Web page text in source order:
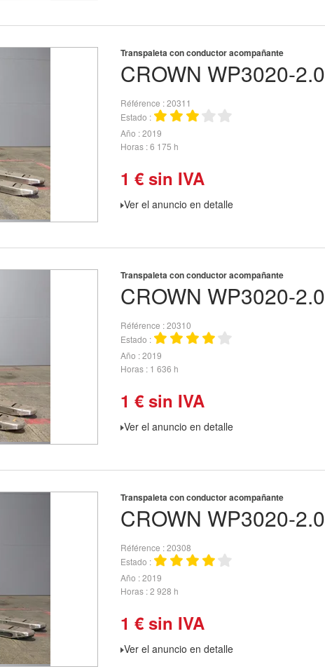
CROWN WP3020-2.0
Transpaleta con conductor acompañante
Référence 20311
Estado
Año 2019
Horas 6 175 h
1 € sin IVA
Ver el anuncio en detalle
CROWN WP3020-2.0
Transpaleta con conductor acompañante
Référence 20310
Estado
Año 2019
Horas 1 636 h
1 € sin IVA
Ver el anuncio en detalle
CROWN WP3020-2.0
Transpaleta con conductor acompañante
Référence 20308
Estado
Año 2019
Horas 2 928 h
1 € sin IVA
Ver el anuncio en detalle